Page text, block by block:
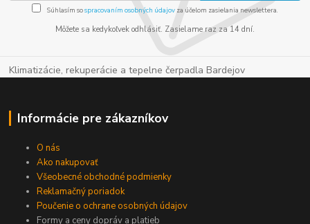
Súhlasím sospracovaním osobných údajov za účelom zasielania newslettera.
Môžete sa kedykoľvek odhlásiť. Zasielame raz za 14 dní.
Klimatizácie, rekuperácie a tepelne čerpadla Bardejov
Informácie pre zákazníkov
O nás
Ako nakupovať
Všeobecné obchodné podmienky
Reklamačný poriadok
Poučenie o ochrane osobných údajov
Formy a ceny dopráv a platieb